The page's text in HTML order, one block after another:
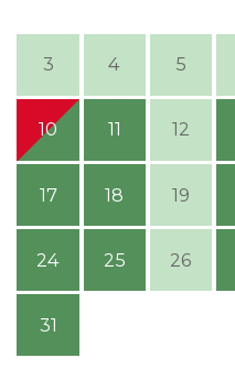
3 4 5
10 11 12
17 18 19
24 25 26
31